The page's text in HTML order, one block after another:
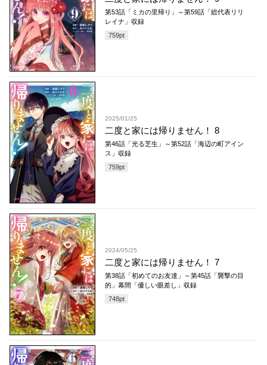
第53話「ミカの里帰り」～第59話「総代表リリ
レイナ」収録
759pt
2025/01/25
二度と家には帰りません！ 8
第46話「光る芝生」～第52話「海辺の町アイン
ス」収録
759pt
2024/05/25
二度と家には帰りません！ 7
第38話「初めてのお友達」～第45話「襲撃の目
的」幕間「優しい眼差し」収録
748pt